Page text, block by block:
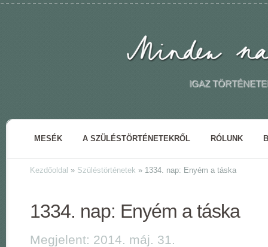
IGAZ
MESÉK A SZÜLÉSTÖRTÉNETEKRŐL RÓLUNK
Kezdőoldal » Szüléstörténetek » 1334. nap: Enyém a táska
1334. nap: Enyém a táska
Megjelent: 2014. máj. 31.